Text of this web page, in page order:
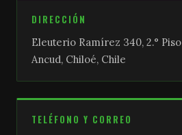
DIRECCIÓN
Eleuterio Ramírez 340, 2.° Piso
Ancud, Chiloé, Chile
TELÉFONO Y CORREO